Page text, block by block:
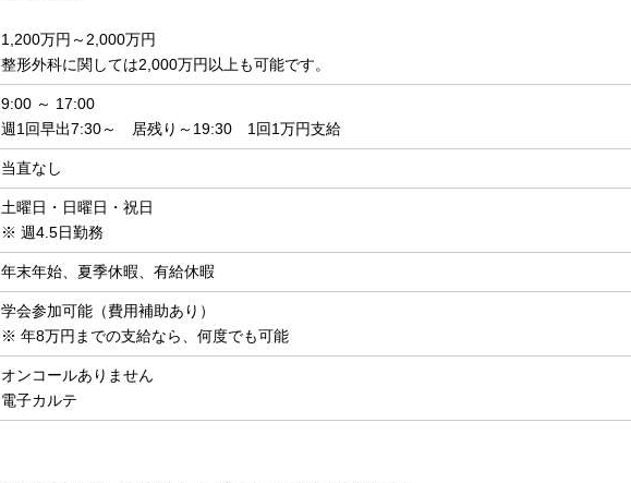
1,200万円～2,000万円
整形外科に関しては2,000万円以上も可能です。
9:00 ～ 17:00
週1回早出7:30～ 居残り～19:30 1回1万円支給
当直なし
土曜日・日曜日・祝日
※ 週4.5日勤務
年末年始、夏季休暇、有給休暇
学会参加可能（費用補助あり）
※ 年8万円までの支給なら、何度でも可能
オンコールありません
電子カルテ